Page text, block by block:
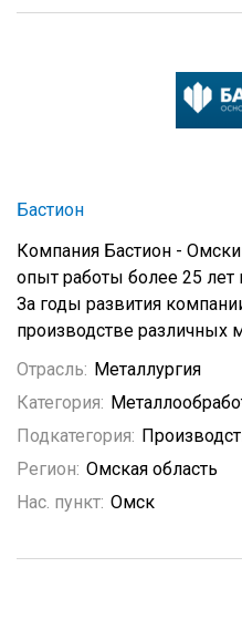
Бастион
Компания Бастион -
опыт работы более 25
За годы развития
производстве различных
Отрасль: Металлургия
Категория:
Подкатегория:
Регион: Омская область
Нас. пункт: Омск